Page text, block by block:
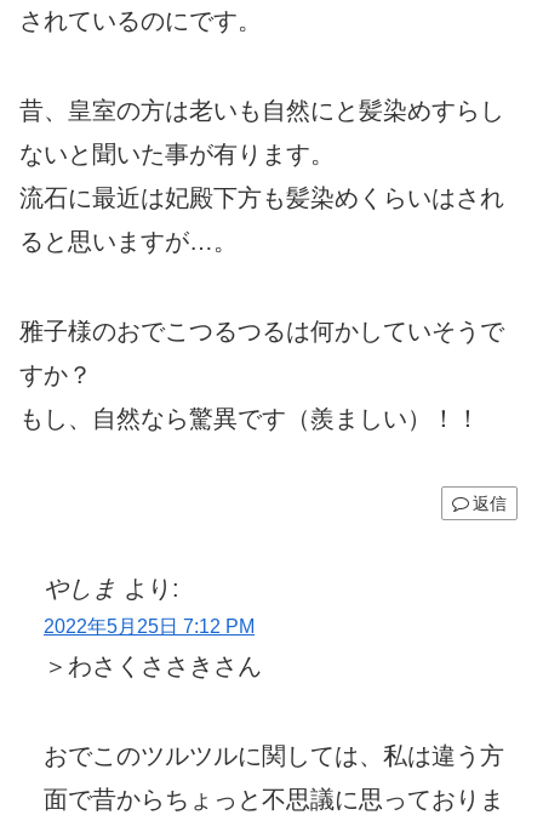
されているのにです。
昔、皇室の方は老いも自然にと髪染めすらし
ないと聞いた事が有ります。
流石に最近は妃殿下方も髪染めくらいはされ
ると思いますが…。
雅子様のおでこつるつるは何かしていそうで
すか？
もし、自然なら驚異です（羨ましい）！！
返信
やしま より:
2022年5月25日 7:12 PM
＞わさくささきさん
おでこのツルツルに関しては、私は違う方
面で昔からちょっと不思議に思っておりま